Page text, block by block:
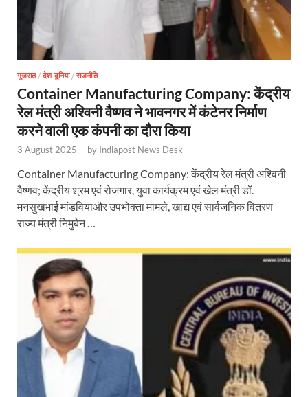
गुजरात/ देश-दुनिया/ राजनीति
Container Manufacturing Company: केंद्रीय
रेल मंत्री अश्विनी वैष्णव ने भावनगर में कंटेनर निर्माण
करने वाली एक कंपनी का दौरा किया
3 August 2025 - by Indiapost News Desk
Container Manufacturing Company: केंद्रीय रेल मंत्री अश्विनी
वैष्णव; केंद्रीय श्रम एवं रोजगार, युवा कार्यक्रम एवं खेल मंत्री डॉ.
मनसुखभाई मांडवियाऔर उपभोक्ता मामले, खाद्य एवं सार्वजनिक वितरण
राज्य मंत्री निमुबेन …